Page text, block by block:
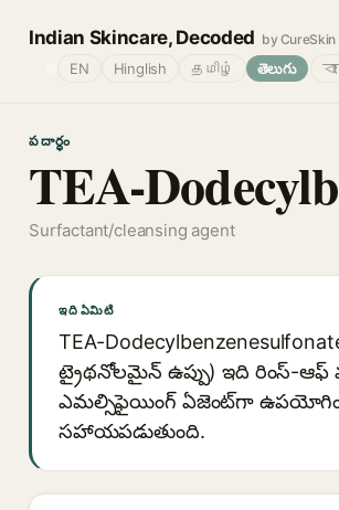
Indian Skincare, Decoded by CureSkin
EN Hinglish தமிழ் తెలుగు
పదార్థం
TEA-
Surfactant/cleansing agent
ఇది ఏమిటి
TEA-
ట్రైథనోలమైన్ ఉప్పు) ఇది రింస్-
ఎమల్సిఫైయింగ్ ఏజెంట్‌గా
సహాయపడుతుంది.